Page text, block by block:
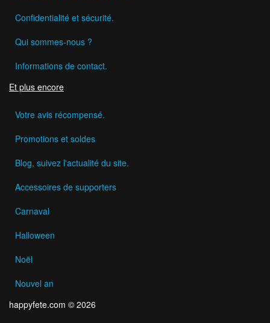
Confidentialité et sécurité.
Qui sommes-nous ?
Informations de contact.
Et plus encore
Votre avis récompensé.
Promotions et soldes
Blog, suivez l'actualité du site.
Accessoires de supporters
Carnaval
Halloween
Noël
Nouvel an
happyfete.com © 2026